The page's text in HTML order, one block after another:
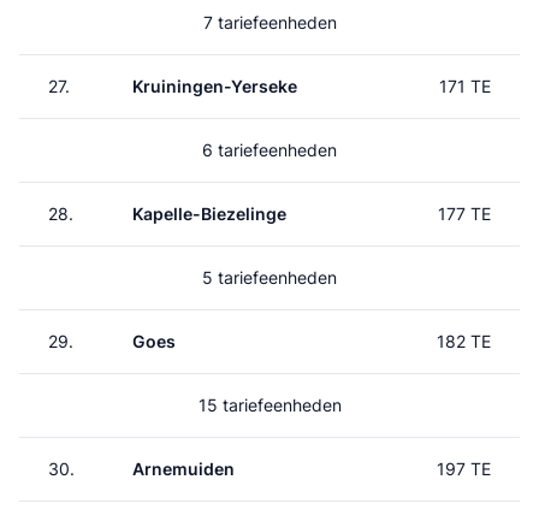
7 tariefeenheden
27. Kruiningen-Yerseke 171 TE
6 tariefeenheden
28. Kapelle-Biezelinge 177 TE
5 tariefeenheden
29. Goes 182 TE
15 tariefeenheden
30. Arnemuiden 197 TE